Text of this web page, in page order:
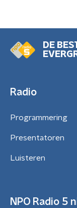
DE
Radio
Programmering
Presentatoren
Luisteren
NPO Radio 5